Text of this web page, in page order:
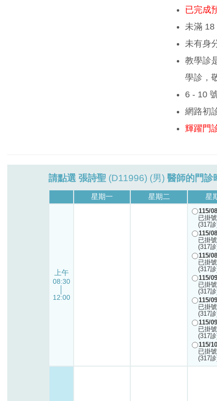
已完成
未滿 18
未有身
教學診
學診，
6 - 10
網路初
輝躍門